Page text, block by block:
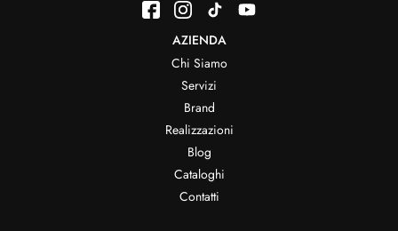
AZIENDA
Chi Siamo
Servizi
Brand
Realizzazioni
Blog
Cataloghi
Contatti